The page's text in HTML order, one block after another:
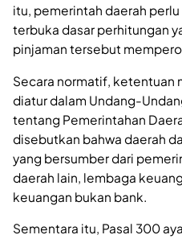
itu, pemerintah daerah
terbuka dasar perhitungan
pinjaman tersebut
Secara normatif, ketentuan
diatur dalam Undang-
tentang Pemerintahan
disebutkan bahwa daerah
yang bersumber dari
daerah lain, lembaga
keuangan bukan bank.
Sementara itu, Pasal 300